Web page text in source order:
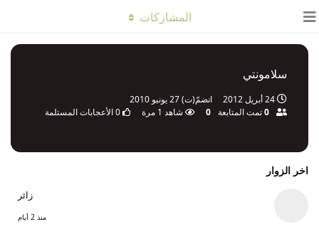
سلامونتي
24 أبريل 2012 انضمّ(ت)27 يونيو 2010
0تمت المتابعة 0 شاهد 1 مرة 0الأعجابات المستلمة
المشاركات
اخر الزوار
زائر
منذ 2 أيام